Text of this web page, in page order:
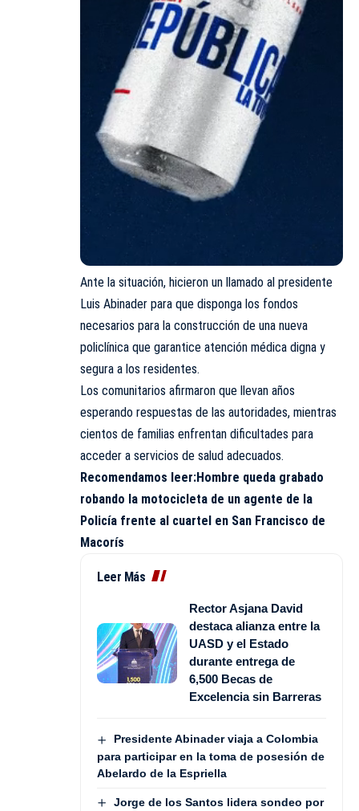
Ante la situación, hicieron un llamado al presidente
Luis Abinader para que disponga los fondos
necesarios para la construcción de una nueva
policlínica que garantice atención médica digna y
segura a los residentes.
Los comunitarios afirmaron que llevan años
esperando respuestas de las autoridades, mientras
cientos de familias enfrentan dificultades para
acceder a servicios de salud adecuados.
Recomendamos leer:Hombre queda grabado
robando la motocicleta de un agente de la
Policía frente al cuartel en San Francisco de
Macorís
Leer Más
Rector Asjana David
destaca alianza entre la
UASD y el Estado
durante entrega de
6,500 Becas de
Excelencia sin Barreras
Presidente Abinader viaja a Colombia
para participar en la toma de posesión de
Abelardo de la Espriella
Jorge de los Santos lidera sondeo por